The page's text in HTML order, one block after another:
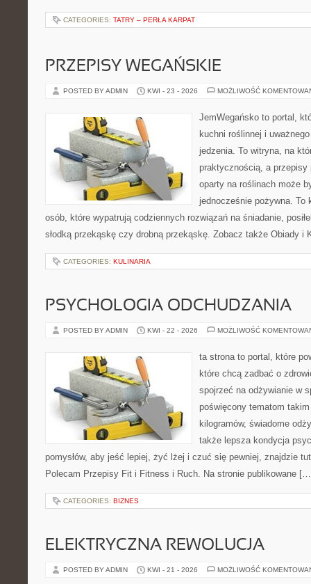
CATEGORIES: TATRY – PERŁA KARPAT
PRZEPISY WEGAŃSKIE
POSTED BY ADMIN KWI - 23 - 2026 MOŻLIWOŚĆ
JemWegańsko to portal,
kuchni roślinnej i
jedzenia. To witryna, na
praktycznością, a przepisy
oparty na roślinach może
jednocześnie pożywna. To
osób, które wypatrują codziennych rozwiązań na śniadanie,
słodką przekąskę czy drobną przekąskę. Zobacz także Obiady
CATEGORIES: KULINARIA
PSYCHOLOGIA ODCHUDZANIA
POSTED BY ADMIN KWI - 22 - 2026 MOŻLIWOŚĆ
ta strona to portal, które
które chcą zadbać o
spojrzeć na odżywianie w
poświęcony tematom
kilogramów, świadome
także lepsza kondycja
pomysłów, aby jeść lepiej, żyć lżej i czuć się pewniej, znajdzie
Polecam Przepisy Fit i Fitness i Ruch. Na stronie publikowane
CATEGORIES: BIZNES
ELEKTRYCZNA REWOLUCJA
POSTED BY ADMIN KWI - 21 - 2026 MOŻLIWOŚĆ